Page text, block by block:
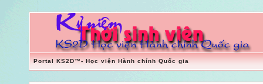
Portal KS2D™- Học viện Hành chính Quốc gia